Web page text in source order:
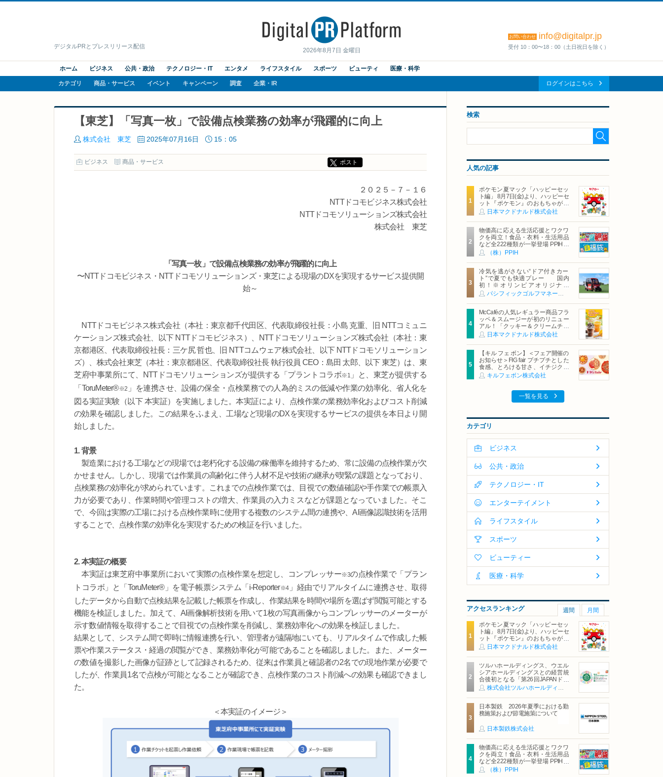
2026年8月7日 金曜日
デジタルPRとプレスリリース配信
お問い合わせ info@digitalpr.jp
受付 10：00〜18：00（土日祝日を除く）
ホーム ビジネス 公共・政治 テクノロジー・IT エンタメ ライフスタイル スポーツ ビューティ 医療・科学
カテゴリ 商品・サービス イベント キャンペーン 調査 企業・IR ログインはこちら
【東芝】「写真一枚」で設備点検業務の効率が飛躍的に向上
株式会社 東芝 2025年07月16日 15：05
ビジネス 商品・サービス ポスト
２０２５－７－１６
NTTドコモビジネス株式会社
NTTドコモソリューションズ株式会社
株式会社 東芝
「写真一枚」で設備点検業務の効率が飛躍的に向上
〜NTTドコモビジネス・NTTドコモソリューションズ・東芝による現場のDXを実現するサービス提供開
始～
NTTドコモビジネス株式会社（本社：東京都千代田区、代表取締役社長：小島 克重、旧 NTTコミュニ
ケーションズ株式会社、以下 NTTドコモビジネス）、NTTドコモソリューションズ株式会社（本社：東
京都港区、代表取締役社長：三ケ尻 哲也、旧 NTTコムウェア株式会社、以下 NTTドコモソリューション
ズ）、株式会社東芝（本社：東京都港区、代表取締役社長 執行役員 CEO：島田 太郎、以下 東芝）は、東
芝府中事業所にて、NTTドコモソリューションズが提供する「プラントコラボ※1 」と、東芝が提供する
「ToruMeter®※2 」を連携させ、設備の保全・点検業務での人為的ミスの低減や作業の効率化、省人化を
図る実証実験（以下 本実証）を実施しました。本実証により、点検作業の業務効率化およびコスト削減
の効果を確認しました。この結果をふまえ、工場など現場のDXを実現するサービスの提供を本日より開
始しました。
1. 背景
製造業における工場などの現場では老朽化する設備の稼働率を維持するため、常に設備の点検作業が欠
かせません。しかし、現場では作業員の高齢化に伴う人材不足や技術の継承が喫緊の課題となっており、
点検業務の効率化が求められています。これまでの点検作業では、目視での数値確認や手作業での帳票入
力が必要であり、作業時間や管理コストの増大、作業員の入力ミスなどが課題となっていました。そこ
で、今回は実際の工場における点検作業時に使用する複数のシステム間の連携や、AI画像認識技術を活用
することで、点検作業の効率化を実現するための検証を行いました。
2. 本実証の概要
本実証は東芝府中事業所において実際の点検作業を想定し、コンプレッサー※3の点検作業で「プラン
トコラボ」と「ToruMeter®」を電子帳票システム「i-Reporter※4」経由でリアルタイムに連携させ、取得
したデータから自動で点検結果を記載した帳票を作成し、作業結果を時間や場所を選ばず閲覧可能とする
機能を検証しました。加えて、AI画像解析技術を用いて1枚の写真画像からコンプレッサーのメーターが
示す数値情報を取得することで目視での点検作業を削減し、業務効率化への効果を検証しました。
結果として、システム間で即時に情報連携を行い、管理者が遠隔地にいても、リアルタイムで作成した帳
票や作業ステータス・経過の閲覧ができ、業務効率化が可能であることを確認しました。また、メーター
の数値を撮影した画像が証跡として記録されるため、従来は作業員と確認者の2名での現地作業が必要で
したが、作業員1名で点検が可能となることが確認でき、点検作業のコスト削減への効果も確認できまし
た。
＜本実証のイメージ＞
検索
人気の記事
ポケモン夏マック「ハッピーセッ
ト編」 8月7日(金)より、ハッピーセ
ット『ポケモン』のおもちゃが期
間限定登場
日本マクドナルド株式会社
物価高に応える生活応援とワクワ
クを両立！食品・衣料・生活用品
など全222種類が一挙登場 PPIHグ
ループ「夏福袋」＆セール 8月6日
(木)より順次スタート
（株）PPIH
冷気を逃がさない“ドア付きカー
ト”で夏でも快適プレー 国内
初！※オリンピアオリジナル
「AirCon Cart（エアコンカー
ト）」導入 | ＰＧＭ
McCaféの人気レギュラー商品フラ
ッペ＆スムージーが初のリニュー
アル！「クッキー＆クリームチョ
コフラッペ」「マンゴースムージ
ー」8月5日（水）から販売開始
日本マクドナルド株式会社
【キル フェ ボン】＜フェア開催の
お知らせ＞FIG fair プチプチとした
食感、とろける甘さ、イチジクの
魅力をたっぷりと。新作を含め、
イチジク尽くしの全4種が登場8月
キルフェボン株式会社
一覧を見る
カテゴリ
ビジネス
公共・政治
テクノロジー・IT
エンターテイメント
ライフスタイル
スポーツ
ビューティー
医療・科学
アクセスランキング 週間 月間
ポケモン夏マック「ハッピーセッ
ト編」 8月7日(金)より、ハッピーセ
ット『ポケモン』のおもちゃが期
間限定登場
日本マクドナルド株式会社
ツルハホールディングス、ウエル
シアホールディングスとの経営統
合後初となる「第26回JAPANドラ
ッグストアショー」に出展
株式会社ツルハホールディングス
日本製鉄 2026年夏季における勤
務施策および節電施策について
日本製鉄株式会社
物価高に応える生活応援とワクワ
クを両立！食品・衣料・生活用品
など全222種類が一挙登場 PPIHグ
ループ「夏福袋」＆セール 8月6日
（株）PPIH